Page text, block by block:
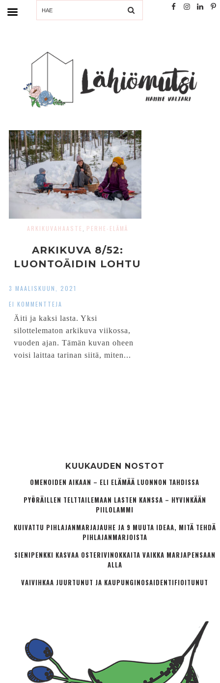
SEARCH
ARKIKUVAHAASTE PERHE-ELÄMÄ
ARKIKUVA 8/52:
LUONTOÄIDIN LOHTU
3 MAALISKUUN, 2021
EI KOMMENTTEJA
Äiti ja kaksi lasta. Yksi
silottelematon arkikuva viikossa,
vuoden ajan. Tämän kuvan oheen
voisi laittaa tarinan siitä, miten...
KUUKAUDEN NOSTOT
OMENOIDEN AIKAAN – ELI ELÄMÄÄ LUONNON TAHDISSA
PYÖRÄILLEN TELTTAILEMAAN LASTEN KANSSA – HYVINKÄÄN
PIILOLAMMI
KUIVATTU PIHLAJANMARJAJAUHE JA 9 MUUTA IDEAA, MITÄ TEHDÄ
PIHLAJANMARJOISTA
SIENIPENKKI KASVAA OSTERIVINOKKAITA VAIKKA MARJAPENSAAN
ALLA
VAIVIHKAA JUURTUNUT JA KAUPUNGINOSA­IDENTIFIOITUNUT